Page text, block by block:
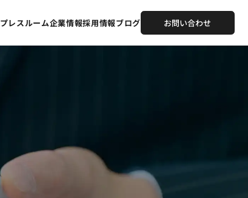
プレスルーム企業情報採用情報ブログ お問い合わせ